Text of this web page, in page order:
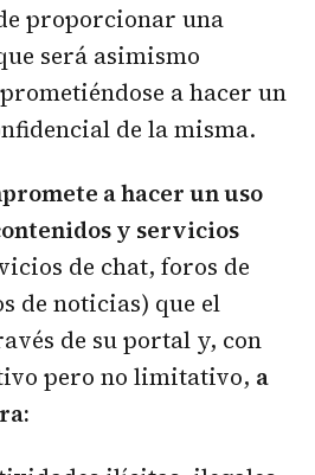
proporcionar una
será asimismo
a hacer un
de la misma.
a hacer un uso
y servicios
de chat, foros de
de noticias) que el
de su portal y, con
pero no limitativo, a